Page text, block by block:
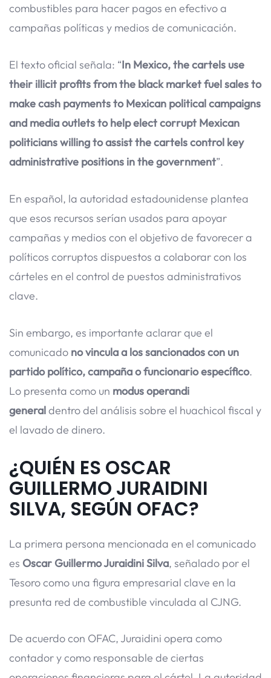
combustibles para hacer pagos en efectivo a
campañas políticas y medios de comunicación.
El texto oficial señala: “In Mexico, the cartels use
their illicit profits from the black market fuel sales to
make cash payments to Mexican political campaigns
and media outlets to help elect corrupt Mexican
politicians willing to assist the cartels control key
administrative positions in the government”.
En español, la autoridad estadounidense plantea
que esos recursos serían usados para apoyar
campañas y medios con el objetivo de favorecer a
políticos corruptos dispuestos a colaborar con los
cárteles en el control de puestos administrativos
clave.
Sin embargo, es importante aclarar que el
comunicado no vincula a los sancionados con un
partido político, campaña o funcionario específico.
Lo presenta como un modus operandi
generaldentro del análisis sobre el huachicol fiscal y
el lavado de dinero.
¿QUIÉN ES OSCAR
GUILLERMO JURAIDINI
SILVA, SEGÚN OFAC?
La primera persona mencionada en el comunicado
es Oscar Guillermo Juraidini Silva, señalado por el
Tesoro como una figura empresarial clave en la
presunta red de combustible vinculada al CJNG.
De acuerdo con OFAC, Juraidini opera como
contador y como responsable de ciertas